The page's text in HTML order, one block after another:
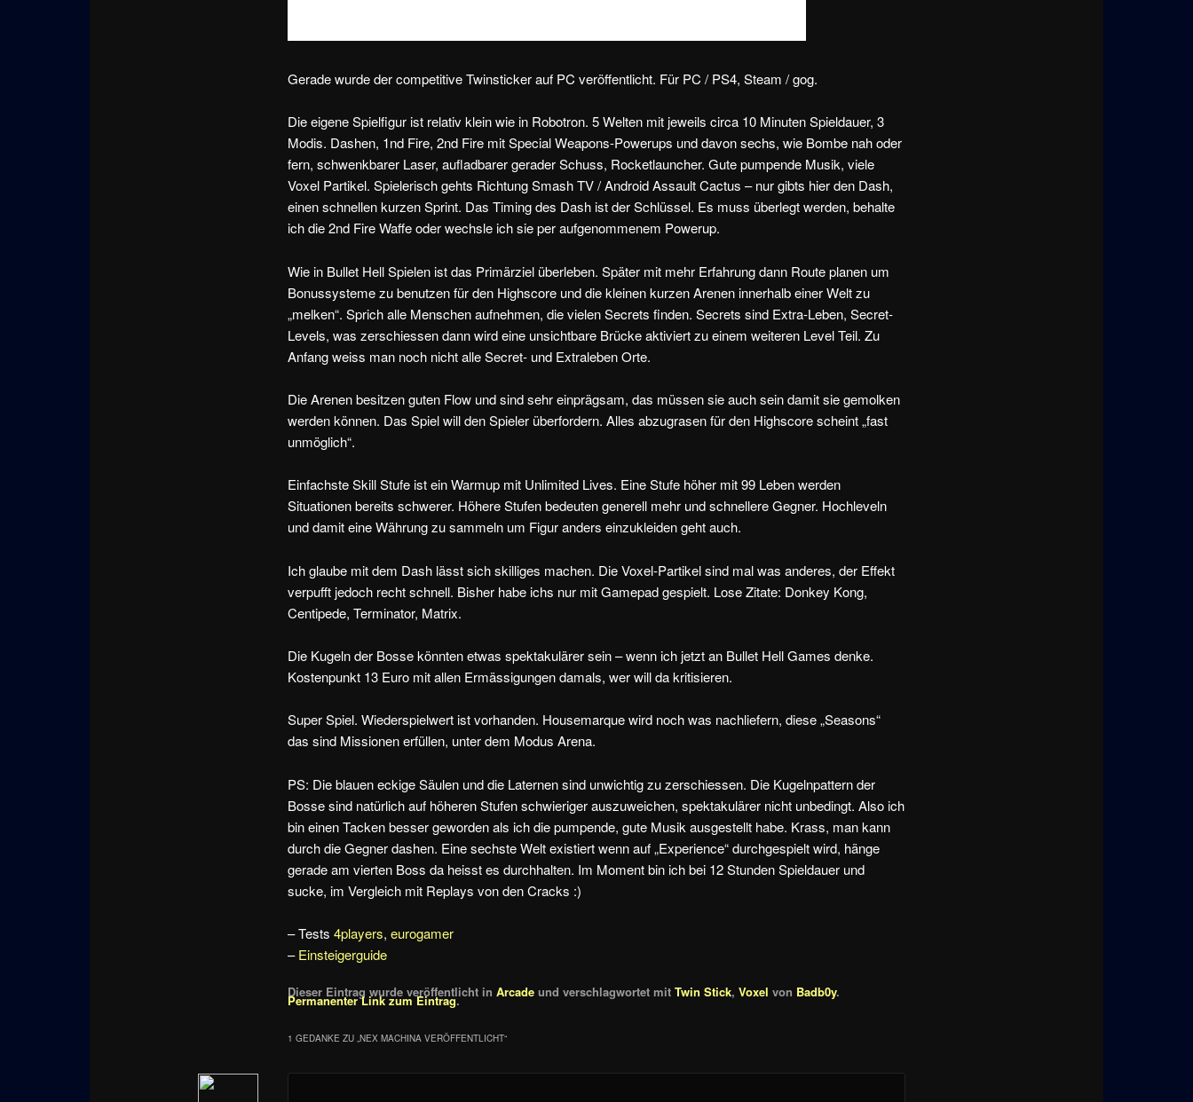
Gerade wurde der competitive Twinsticker auf PC veröffentlicht. Für PC / PS4, Steam / gog.
Die eigene Spielfigur ist relativ klein wie in Robotron. 5 Welten mit jeweils circa 10 Minuten Spieldauer, 3
Modis. Dashen, 1nd Fire, 2nd Fire mit Special Weapons-Powerups und davon sechs, wie Bombe nah oder
fern, schwenkbarer Laser, aufladbarer gerader Schuss, Rocketlauncher. Gute pumpende Musik, viele
Voxel Partikel. Spielerisch gehts Richtung Smash TV / Android Assault Cactus – nur gibts hier den Dash,
einen schnellen kurzen Sprint. Das Timing des Dash ist der Schlüssel. Es muss überlegt werden, behalte
ich die 2nd Fire Waffe oder wechsle ich sie per aufgenommenem Powerup.
Wie in Bullet Hell Spielen ist das Primärziel überleben. Später mit mehr Erfahrung dann Route planen um
Bonussysteme zu benutzen für den Highscore und die kleinen kurzen Arenen innerhalb einer Welt zu
„melken“. Sprich alle Menschen aufnehmen, die vielen Secrets finden. Secrets sind Extra-Leben, Secret-
Levels, was zerschiessen dann wird eine unsichtbare Brücke aktiviert zu einem weiteren Level Teil. Zu
Anfang weiss man noch nicht alle Secret- und Extraleben Orte.
Die Arenen besitzen guten Flow und sind sehr einprägsam, das müssen sie auch sein damit sie gemolken
werden können. Das Spiel will den Spieler überfordern. Alles abzugrasen für den Highscore scheint „fast
unmöglich“.
Einfachste Skill Stufe ist ein Warmup mit Unlimited Lives. Eine Stufe höher mit 99 Leben werden
Situationen bereits schwerer. Höhere Stufen bedeuten generell mehr und schnellere Gegner. Hochleveln
und damit eine Währung zu sammeln um Figur anders einzukleiden geht auch.
Ich glaube mit dem Dash lässt sich skilliges machen. Die Voxel-Partikel sind mal was anderes, der Effekt
verpufft jedoch recht schnell. Bisher habe ichs nur mit Gamepad gespielt. Lose Zitate: Donkey Kong,
Centipede, Terminator, Matrix.
Die Kugeln der Bosse könnten etwas spektakulärer sein – wenn ich jetzt an Bullet Hell Games denke.
Kostenpunkt 13 Euro mit allen Ermässigungen damals, wer will da kritisieren.
Super Spiel. Wiederspielwert ist vorhanden. Housemarque wird noch was nachliefern, diese „Seasons“
das sind Missionen erfüllen, unter dem Modus Arena.
PS: Die blauen eckige Säulen und die Laternen sind unwichtig zu zerschiessen. Die Kugelnpattern der
Bosse sind natürlich auf höheren Stufen schwieriger auszuweichen, spektakulärer nicht unbedingt. Also ich
bin einen Tacken besser geworden als ich die pumpende, gute Musik ausgestellt habe. Krass, man kann
durch die Gegner dashen. Eine sechste Welt existiert wenn auf „Experience“ durchgespielt wird, hänge
gerade am vierten Boss da heisst es durchhalten. Im Moment bin ich bei 12 Stunden Spieldauer und
sucke, im Vergleich mit Replays von den Cracks :)
– Tests4players,eurogamer
–Einsteigerguide
Dieser Eintrag wurde veröffentlicht inArcade und verschlagwortet mitTwin Stick,Voxel von Badb0y.
Permanenter Link zum Eintrag.
1 GEDANKE ZU „NEX MACHINA VERÖFFENTLICHT“